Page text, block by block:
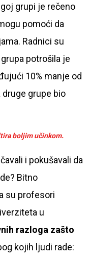
grupi je rečeno
pomoći da
Radnici su
potrošila je
10% manje od
druge grupe bio
boljim učinkom.
i pokušavali da
Bitno
su profesori
u
razloga zašto
kojih ljudi rade: